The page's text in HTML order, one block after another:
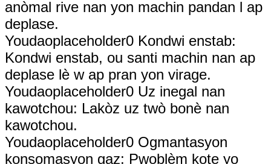
anòmal rive nan yon machin pandan l ap
deplase.
Youdaoplaceholder0 Kondwi enstab:
Kondwi enstab, ou santi machin nan ap
deplase lè w ap pran yon virage.
Youdaoplaceholder0 Uz inegal nan
kawotchou: Lakòz uz twò bonè nan
kawotchou.
Youdaoplaceholder0 Ogmantasyon
konsomasyon gaz: Pwoblèm kote yo